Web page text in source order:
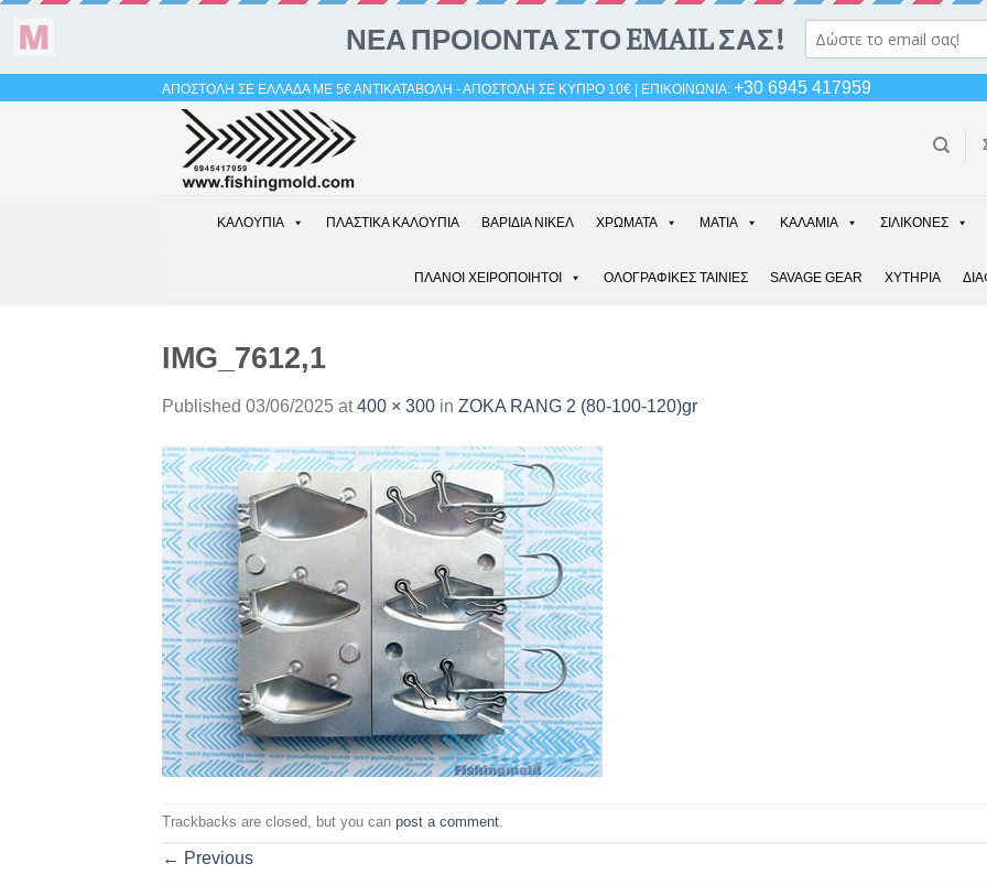
ΑΠΟΣΤΟΛΗ ΣΕ ΕΛΛΑΔΑ ΜΕ 5€ ΑΝΤΙΚΑΤΑΒΟΛΗ - ΑΠΟΣΤΟΛΗ ΣΕ ΚΥΠΡΟ 10€ | ΕΠΙΚΟΙΝΩΝΙΑ: +30 6945 417959
ΚΑΛΟΥΠΙΑ ΠΛΑΣΤΙΚΑ ΚΑΛΟΥΠΙΑ ΒΑΡΙΔΙΑ ΝΙΚΕΛ ΧΡΩΜΑΤΑ ΜΑΤΙΑ ΚΑΛΑΜΙΑ ΣΙΛΙΚΟΝΕΣ
ΠΛΑΝΟΙ ΧΕΙΡΟΠΟΙΗΤΟΙ ΟΛΟΓΡΑΦΙΚΕΣ ΤΑΙΝΙΕΣ SAVAGE GEAR ΧΥΤΗΡΙΑ
IMG_7612,1
Published 03/06/2025 at400 × 300 in ΖΟΚΑ RANG 2 (80-100-120)gr
Trackbacks are closed, but you can post a comment
← Previous